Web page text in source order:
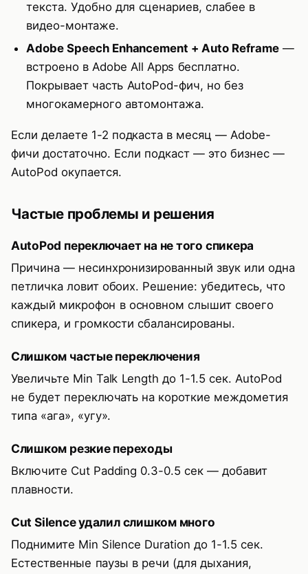
текста. Удобно для сценариев, слабее в
видео-монтаже.
Adobe Speech Enhancement + Auto Reframe—
встроено в Adobe All Apps бесплатно.
Покрывает часть AutoPod-фич, но без
многокамерного автомонтажа.
Если делаете 1-2 подкаста в месяц — Adobe-
фичи достаточно. Если подкаст — это бизнес —
AutoPod окупается.
Частые проблемы и решения
AutoPod переключает на не того спикера
Причина — несинхронизированный звук или одна
петличка ловит обоих. Решение: убедитесь, что
каждый микрофон в основном слышит своего
спикера, и громкости сбалансированы.
Слишком частые переключения
Увеличьте Min Talk Length до 1-1.5 сек. AutoPod
не будет переключать на короткие междометия
типа «ага», «угу».
Слишком резкие переходы
Включите Cut Padding 0.3-0.5 сек — добавит
плавности.
Cut Silence удалил слишком много
Поднимите Min Silence Duration до 1-1.5 сек.
Естественные паузы в речи (для дыхания,